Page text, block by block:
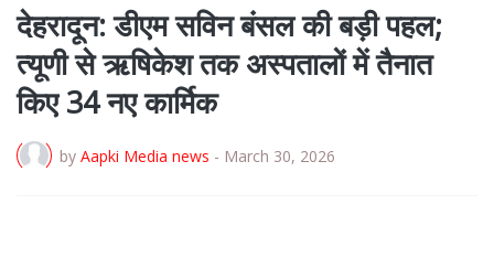
देहरादून: डीएम सविन बंसल की बड़ी पहल;
त्यूणी से ऋषिकेश तक अस्पतालों में तैनात
किए 34 नए कार्मिक
by Aapki Media news - March 30, 2026